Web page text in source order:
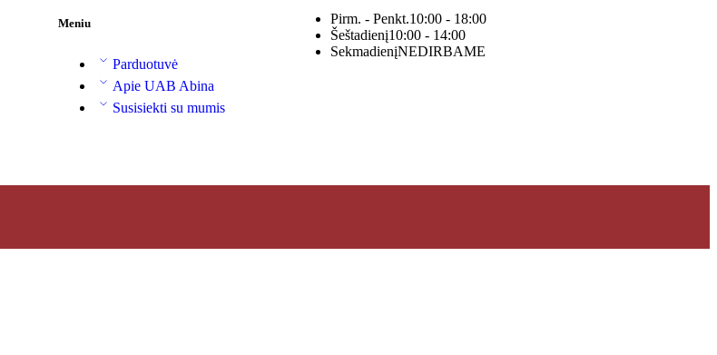
Meniu
Parduotuvė
Apie UAB Abina
Susisiekti su mumis
Pirm. - Penkt.10:00 - 18:00
Šeštadienį10:00 - 14:00
SekmadienįNEDIRBAME